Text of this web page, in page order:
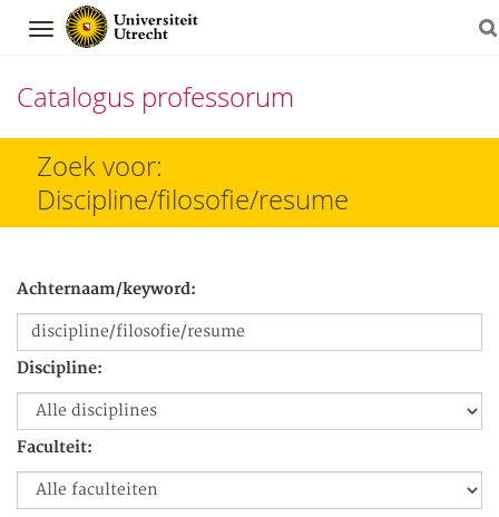
Navigation
Catalogus professorum
Direct
het
Zoek voor:
Discipline/filosofie/resume
Achternaam/keyword:
Discipline:
Faculteit: